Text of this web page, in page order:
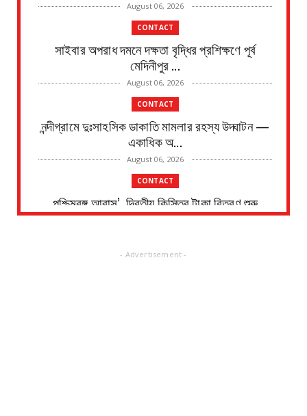
August 06, 2026
CONTACT
সাইবার অপরাধ দমনে দক্ষতা বৃদ্ধির প্রশিক্ষণে পূর্ব
মেদিনীপুর ...
August 06, 2026
CONTACT
নন্দীগ্রামে দুঃসাহসিক ডাকাতি মামলার রহস্য উদ্ঘাটন —
একাধিক অ...
August 06, 2026
CONTACT
পশ্চিমবঙ্গ আবাস’, দ্বিতীয় কিস্তির টাকা বিতরণ শুরু
পটাশপুরে
CONTACT
- Advertisement -